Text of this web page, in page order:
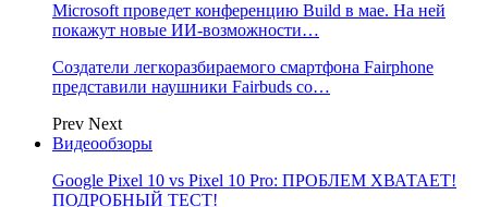
Microsoft проведет конференцию Build в мае. На ней
покажут новые ИИ-возможности…
Создатели легкоразбираемого смартфона Fairphone
представили наушники Fairbuds со…
Prev Next
Видеообзоры
Google Pixel 10 vs Pixel 10 Pro: ПРОБЛЕМ ХВАТАЕТ!
ПОДРОБНЫЙ ТЕСТ!